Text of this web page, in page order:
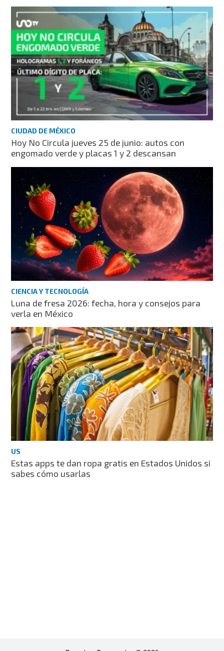
CIUDAD DE MÉXICO
Hoy No Circula jueves 25 de junio: autos con
engomado verde y placas 1 y 2 descansan
CIENCIA Y TECNOLOGÍA
Luna de fresa 2026: fecha, hora y consejos para
verla en México
US
Estas apps te dan ropa gratis en Estados Unidos si
sabes cómo usarlas